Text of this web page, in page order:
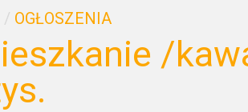
/ OGŁOSZENIA
/